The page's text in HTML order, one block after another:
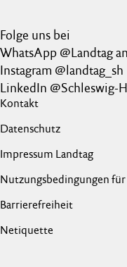
Folge uns bei
WhatsApp @Landtag
Instagram @landtag_sh
LinkedIn @Schleswig-
Kontakt
Datenschutz
Impressum Landtag
Nutzungsbedingungen
Barrierefreiheit
Netiquette